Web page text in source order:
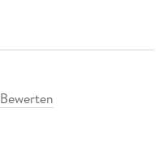
Bewerten